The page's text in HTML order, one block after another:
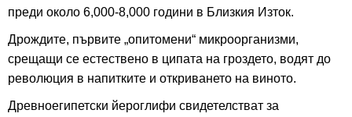
преди около 6,000-8,000 години в Близкия Изток.
Дрождите, първите „опитомени“ микроорганизми,
срещащи се естествено в ципата на гроздето, водят до
революция в напитките и откриването на виното.
Древноегипетски йероглифи свидетелстват за